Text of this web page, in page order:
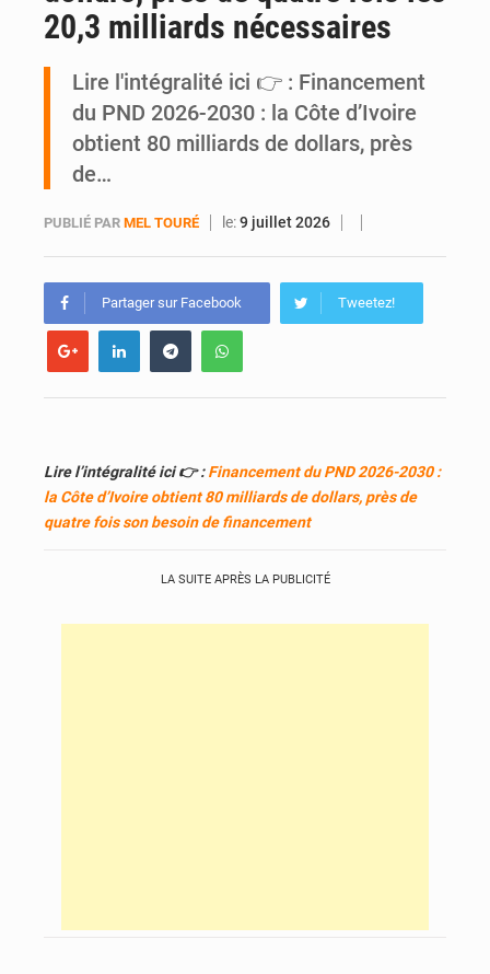
SOTRA / Yopougon : la gare Kouté délocalisée temporairement vers SIDECI pour la fête de l’Indépendance
20,3 milliards nécessaires
Lire l'intégralité ici 👉 : Financement
du PND 2026-2030 : la Côte d’Ivoire
obtient 80 milliards de dollars, près
de…
PUBLIÉ PAR MEL TOURÉ le:9 juillet 2026
Partager sur Facebook Tweetez!
Lire l’intégralité ici👉 :Financement du PND 2026-2030 :
la Côte d’Ivoire obtient 80 milliards de dollars, près de
quatre fois son besoin de financement
LA SUITE APRÈS LA PUBLICITÉ